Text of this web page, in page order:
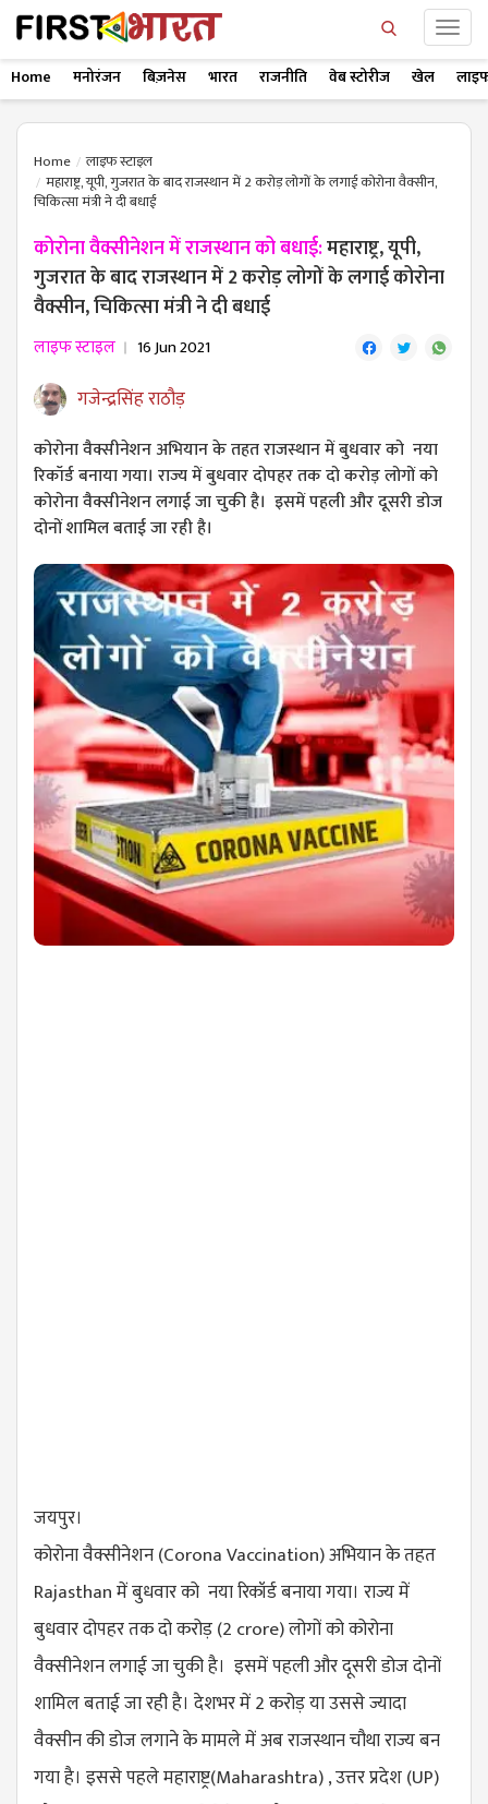
Home मनोरंजन बिज़नेस भारत राजनीति वेब स्टोरीज खेल
Home
लाइफ स्टाइल
महाराष्ट्र, यूपी, गुजरात के बाद राजस्थान में 2 करोड़ लोगों के लगाई कोरोना वैक्सीन,
चिकित्सा मंत्री ने दी बधाई
कोरोना वैक्सीनेशन में राजस्थान को बधाई:महाराष्ट्र, यूपी,
गुजरात के बाद राजस्थान में 2 करोड़ लोगों के लगाई कोरोना
वैक्सीन, चिकित्सा मंत्री ने दी बधाई
लाइफ स्टाइल 16 Jun 2021
गजेन्द्रसिंह राठौड़
कोरोना वैक्सीनेशन अभियान के तहत राजस्थान में बुधवार को नया
रिकॉर्ड बनाया गया। राज्य में बुधवार दोपहर तक दो करोड़ लोगों को
कोरोना वैक्सीनेशन लगाई जा चुकी है। इसमें पहली और दूसरी डोज
दोनों शामिल बताई जा रही है।
जयपुर।
कोरोना वैक्सीनेशन (Corona Vaccination) अभियान के तहत
Rajasthan में बुधवार को नया रिकॉर्ड बनाया गया। राज्य में
बुधवार दोपहर तक दो करोड़ (2 crore) लोगों को कोरोना
वैक्सीनेशन लगाई जा चुकी है। इसमें पहली और दूसरी डोज दोनों
शामिल बताई जा रही है। देशभर में 2 करोड़ या उससे ज्यादा
वैक्सीन की डोज लगाने के मामले में अब राजस्थान चौथा राज्य बन
गया है। इससे पहले महाराष्ट्र(Maharashtra) , उत्तर प्रदेश (UP)